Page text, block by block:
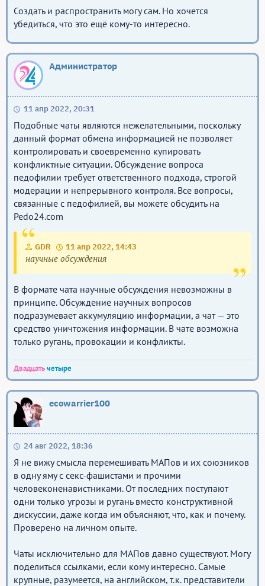
Создать и распространить могу сам. Но хочется
убедиться, что это ещё кому-то интересно.
Администратор
11 апр 2022, 20:31
Подобные чаты являются нежелательными, поскольку
данный формат обмена информацией не позволяет
контролировать и своевременно купировать
конфликтные ситуации. Обсуждение вопроса
педофилии требует ответственного подхода, строгой
модерации и непрерывного контроля. Все вопросы,
связанные с педофилией, вы можете обсудить на
Pedo24.com
GDR 11 апр 2022, 14:43
научные обсуждения
В формате чата научные обсуждения невозможны в
принципе. Обсуждение научных вопросов
подразумевает аккумуляцию информации, а чат — это
средство уничтожения информации. В чате возможна
только ругань, провокации и конфликты.
Двадцатьчетыре
ecowarrier100
24 авг 2022, 18:36
Я не вижу смысла перемешивать МАПов и их союзников
в одну яму с секс-фашистами и прочими
человеконенавистниками. От последних поступают
одни только угрозы и ругань вместо конструктивной
дискуссии, даже когда им объясняют, что, как и почему.
Проверено на личном опыте.
Чаты исключительно для МАПов давно существуют. Могу
поделиться ссылками, если кому интересно. Самые
крупные, разумеется, на английском, т.к. представители